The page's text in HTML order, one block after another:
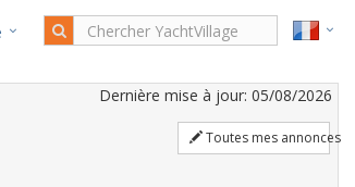
Toutes mes annonces
Dernière mise à jour: 05/08/2026